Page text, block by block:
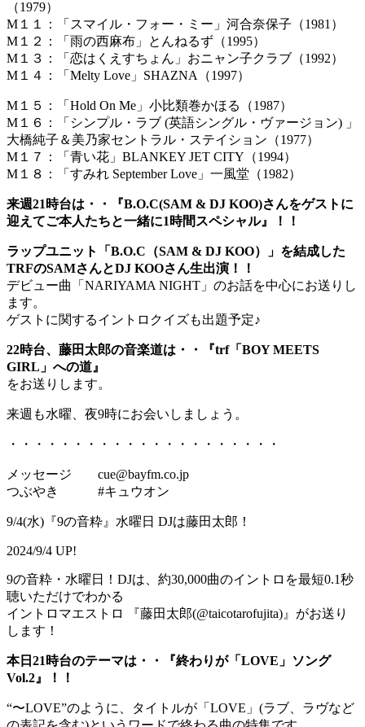
（1979）
M１１：「スマイル・フォー・ミー」河合奈保子（1981）
M１２：「雨の西麻布」とんねるず（1995）
M１３：「恋はくえすちょん」おニャン子クラブ（1992）
M１４：「Melty Love」SHAZNA（1997）
M１５：「Hold On Me」小比類巻かほる（1987）
M１６：「シンプル・ラブ (英語シングル・ヴァージョン) 」
大橋純子＆美乃家セントラル・ステイション（1977）
M１７：「青い花」BLANKEY JET CITY（1994）
M１８：「すみれ September Love」一風堂（1982）
来週21時台は・・『B.O.C(SAM & DJ KOO)さんをゲストに
迎えてご本人たちと一緒に1時間スペシャル』！！
ラップユニット「B.O.C（SAM & DJ KOO）」を結成した
TRFのSAMさんとDJ KOOさん生出演！！
デビュー曲「NARIYAMA NIGHT」のお話を中心にお送りし
ます。
ゲストに関するイントロクイズも出題予定♪
22時台、藤田太郎の音楽道は・・『trf「BOY MEETS
GIRL」への道』
をお送りします。
来週も水曜、夜9時にお会いしましょう。
・・・・・・・・・・・・・・・・・・・・・
メッセージ cue@bayfm.co.jp
つぶやき #キュウオン
9/4(水)『9の音粋』水曜日 DJは藤田太郎！
2024/9/4 UP!
9の音粋・水曜日！DJは、約30,000曲のイントロを最短0.1秒
聴いただけでわかる
イントロマエストロ 『藤田太郎(@taicotarofujita)』がお送り
します！
本日21時台のテーマは・・『終わりが「LOVE」ソング
Vol.2』！！
“〜LOVE”のように、タイトルが「LOVE」(ラブ、ラヴなど